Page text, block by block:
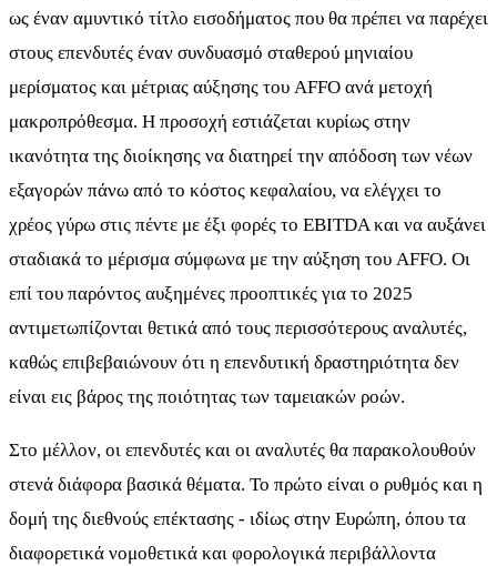
ως έναν αμυντικό τίτλο εισοδήματος που θα πρέπει να παρέχει
στους επενδυτές έναν συνδυασμό σταθερού μηνιαίου
μερίσματος και μέτριας αύξησης του AFFO ανά μετοχή
μακροπρόθεσμα. Η προσοχή εστιάζεται κυρίως στην
ικανότητα της διοίκησης να διατηρεί την απόδοση των νέων
εξαγορών πάνω από το κόστος κεφαλαίου, να ελέγχει το
χρέος γύρω στις πέντε με έξι φορές το EBITDA και να αυξάνει
σταδιακά το μέρισμα σύμφωνα με την αύξηση του AFFO. Οι
επί του παρόντος αυξημένες προοπτικές για το 2025
αντιμετωπίζονται θετικά από τους περισσότερους αναλυτές,
καθώς επιβεβαιώνουν ότι η επενδυτική δραστηριότητα δεν
είναι εις βάρος της ποιότητας των ταμειακών ροών.
Στο μέλλον, οι επενδυτές και οι αναλυτές θα παρακολουθούν
στενά διάφορα βασικά θέματα. Το πρώτο είναι ο ρυθμός και η
δομή της διεθνούς επέκτασης - ιδίως στην Ευρώπη, όπου τα
διαφορετικά νομοθετικά και φορολογικά περιβάλλοντα